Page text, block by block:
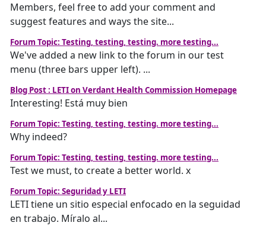
Members, feel free to add your comment and
suggest features and ways the site...
Forum Topic: Testing, testing, testing. more testing...
We've added a new link to the forum in our test
menu (three bars upper left). ...
Blog Post : LETI on Verdant Health Commission Homepage
Interesting! Está muy bien
Forum Topic: Testing, testing, testing. more testing...
Why indeed?
Forum Topic: Testing, testing, testing. more testing...
Test we must, to create a better world. x
Forum Topic: Seguridad y LETI
LETI tiene un sitio especial enfocado en la seguidad
en trabajo. Míralo al...